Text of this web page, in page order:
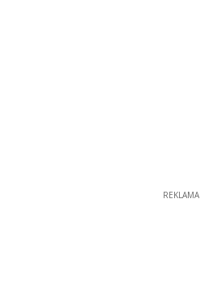
REKLAMA